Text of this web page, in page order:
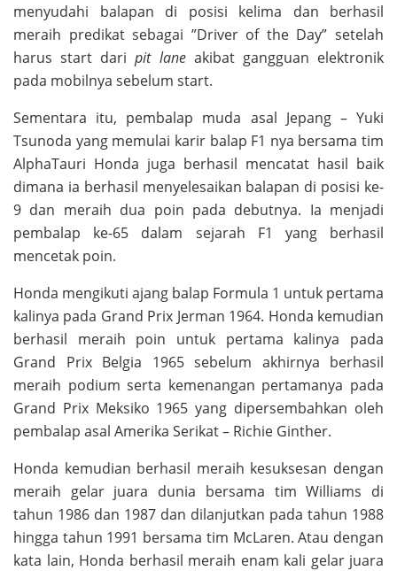
menyudahi balapan di posisi kelima dan berhasil
meraih predikat sebagai ”Driver of the Day” setelah
harus start daripit laneakibat gangguan elektronik
pada mobilnya sebelum start.
Sementara itu, pembalap muda asal Jepang – Yuki
Tsunoda yang memulai karir balap F1 nya bersama tim
AlphaTauri Honda juga berhasil mencatat hasil baik
dimana ia berhasil menyelesaikan balapan di posisi ke-
9 dan meraih dua poin pada debutnya. Ia menjadi
pembalap ke-65 dalam sejarah F1 yang berhasil
mencetak poin.
Honda mengikuti ajang balap Formula 1 untuk pertama
kalinya pada Grand Prix Jerman 1964. Honda kemudian
berhasil meraih poin untuk pertama kalinya pada
Grand Prix Belgia 1965 sebelum akhirnya berhasil
meraih podium serta kemenangan pertamanya pada
Grand Prix Meksiko 1965 yang dipersembahkan oleh
pembalap asal Amerika Serikat – Richie Ginther.
Honda kemudian berhasil meraih kesuksesan dengan
meraih gelar juara dunia bersama tim Williams di
tahun 1986 dan 1987 dan dilanjutkan pada tahun 1988
hingga tahun 1991 bersama tim McLaren. Atau dengan
kata lain, Honda berhasil meraih enam kali gelar juara